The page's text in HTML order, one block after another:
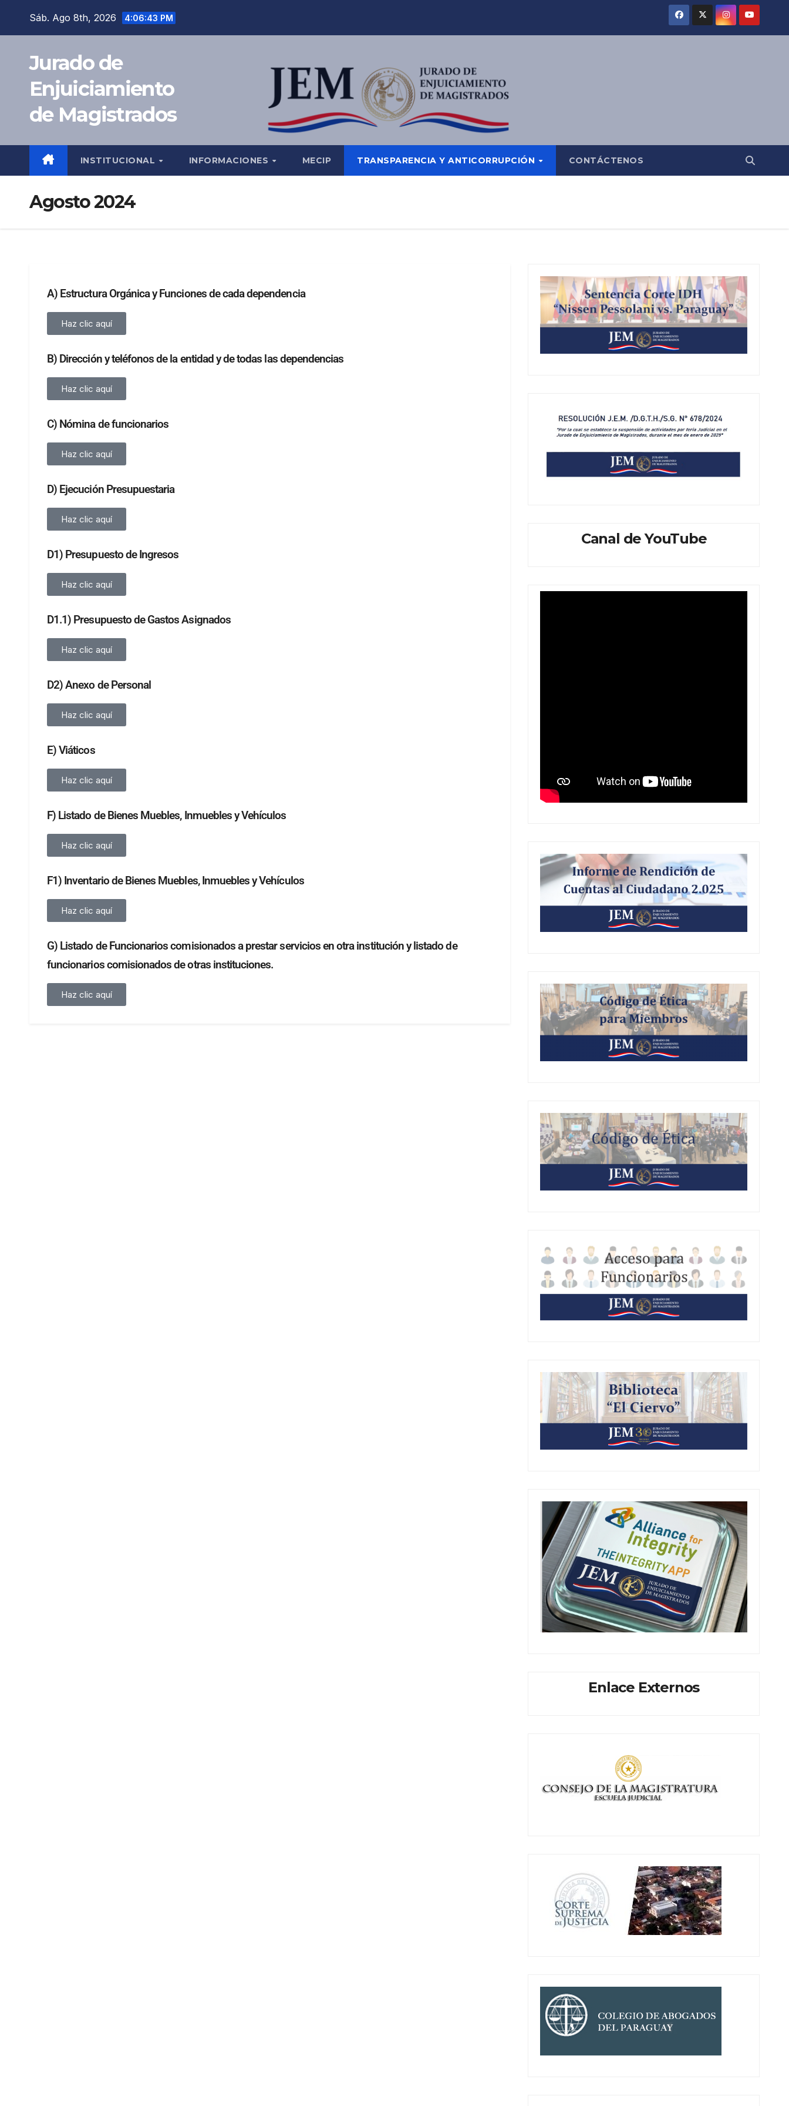
Sáb. Ago 8th, 2026 4:06:44 PM
Jurado de
Enjuiciamiento
de Magistrados
INSTITUCIONAL INFORMACIONES MECIP TRANSPARENCIA Y ANTICORRUPCIÓN CONTÁCTENOS
Agosto 2024
A) Estructura Orgánica y Funciones de cada dependencia
Haz clic aquí
B) Dirección y teléfonos de la entidad y de todas las dependencias
Haz clic aquí
C) Nómina de funcionarios
Haz clic aquí
D) Ejecución Presupuestaria
Haz clic aquí
D1) Presupuesto de Ingresos
Haz clic aquí
D1.1) Presupuesto de Gastos Asignados
Haz clic aquí
D2) Anexo de Personal
Haz clic aquí
E) Viáticos
Haz clic aquí
F) Listado de Bienes Muebles, Inmuebles y Vehículos
Haz clic aquí
F1) Inventario de Bienes Muebles, Inmuebles y Vehículos
Haz clic aquí
G) Listado de Funcionarios comisionados a prestar servicios en otra institución y listado de
funcionarios comisionados de otras instituciones.
Haz clic aquí
Canal de YouTube
Enlace Externos